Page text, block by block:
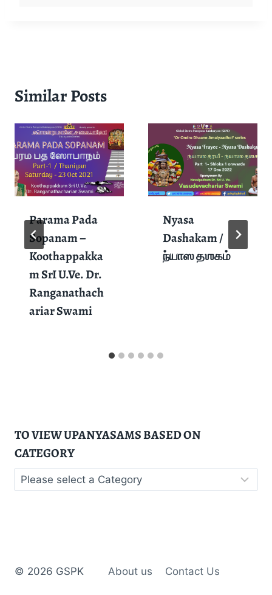
Similar Posts
Parama Pada
Sopanam –
Koothappakka
m SrI U.Ve. Dr.
Ranganathach
ariar Swami
Nyasa
Dashakam /
ந்யாஸ தஶகம்
TO VIEW UPANYASAMS BASED ON
CATEGORY
© 2026 GSPK About us Contact Us